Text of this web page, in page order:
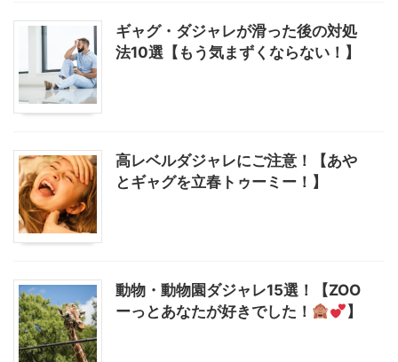
ギャグ・ダジャレが滑った後の対処
法10選【もう気まずくならない！】
高レベルダジャレにご注意！【あや
とギャグを立春トゥーミー！】
動物・動物園ダジャレ15選！【ZOO
ーっとあなたが好きでした！
】